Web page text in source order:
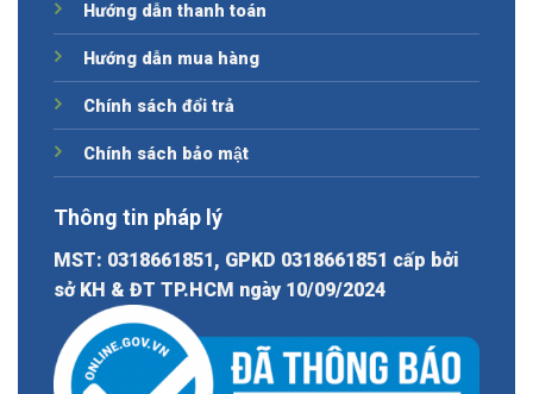
Hướng dẫn thanh toán
Hướng dẫn mua hàng
Chính sách đổi trả
Chính sách bảo mật
Thông tin pháp lý
MST: 0318661851, GPKD 0318661851 cấp bởi
sở KH & ĐT TP.HCM ngày 10/09/2024